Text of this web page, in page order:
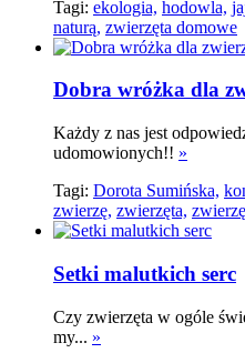
Tagi: ekologia, hodowla,
naturą, zwierzęta domowe
Dobra wróżka dla
Każdy z nas jest
udomowionych!! »
Tagi: Dorota Sumińska,
zwierzę, zwierzęta,
Setki malutkich serc
Czy zwierzęta w ogóle
my... »